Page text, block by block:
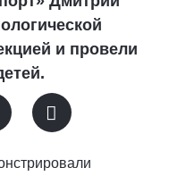
и провели